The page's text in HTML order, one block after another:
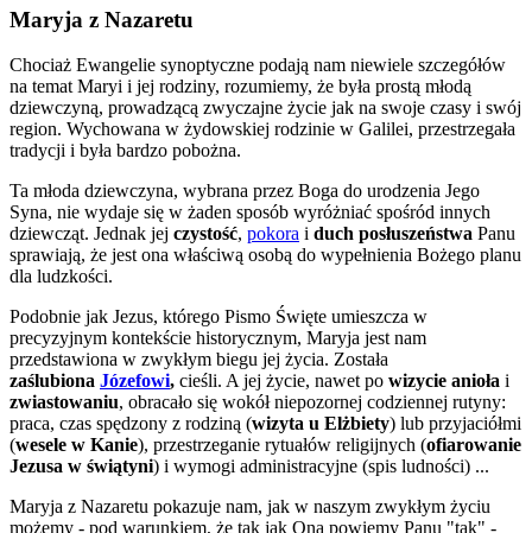
Maryja z Nazaretu
Chociaż Ewangelie synoptyczne podają nam niewiele szczegółów
na temat Maryi i jej rodziny, rozumiemy, że była prostą młodą
dziewczyną, prowadzącą zwyczajne życie jak na swoje czasy i swój
region. Wychowana w żydowskiej rodzinie w Galilei, przestrzegała
tradycji i była bardzo pobożna.
Ta młoda dziewczyna, wybrana przez Boga do urodzenia Jego
Syna, nie wydaje się w żaden sposób wyróżniać spośród innych
dziewcząt. Jednak jej czystość, pokora i duch posłuszeństwa Panu
sprawiają, że jest ona właściwą osobą do wypełnienia Bożego planu
dla ludzkości.
Podobnie jak Jezus, którego Pismo Święte umieszcza w
precyzyjnym kontekście historycznym, Maryja jest nam
przedstawiona w zwykłym biegu jej życia. Została
zaślubiona Józefowi, cieśli. A jej życie, nawet po wizycie anioła i
zwiastowaniu, obracało się wokół niepozornej codziennej rutyny:
praca, czas spędzony z rodziną (wizyta u Elżbiety) lub przyjaciółmi
(wesele w Kanie), przestrzeganie rytuałów religijnych (ofiarowanie
Jezusa w świątyni) i wymogi administracyjne (spis ludności) ...
Maryja z Nazaretu pokazuje nam, jak w naszym zwykłym życiu
możemy - pod warunkiem, że tak jak Ona powiemy Panu "tak" -